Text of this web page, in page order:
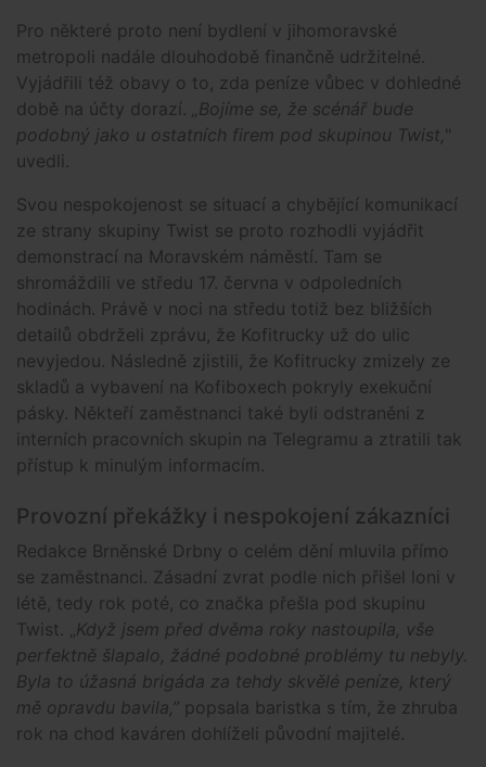
Pro některé proto není bydlení v jihomoravské
metropoli nadále dlouhodobě finančně udržitelné.
Vyjádřili též obavy o to, zda peníze vůbec v dohledné
době na účty dorazí.
„Bojíme se, že scénář bude
podobný jako u ostatních firem pod skupinou Twist,"
uvedli.
Svou nespokojenost se situací a chybějící komunikací
ze strany skupiny Twist se proto rozhodli vyjádřit
demonstrací na Moravském náměstí. Tam se
shromáždili ve středu 17. června v odpoledních
hodinách. Právě v noci na středu totiž bez bližších
detailů obdrželi zprávu, že Kofitrucky už do ulic
nevyjedou. Následně zjistili, že Kofitrucky zmizely ze
skladů a vybavení na Kofiboxech pokryly exekuční
pásky. Někteří zaměstnanci také byli odstraněni z
interních pracovních skupin na Telegramu a ztratili tak
přístup k minulým informacím.
Provozní překážky i nespokojení zákazníci
Redakce Brněnské Drbny o celém dění mluvila přímo
se zaměstnanci. Zásadní zvrat podle nich přišel loni v
létě, tedy rok poté, co značka přešla pod skupinu
Twist. „Když jsem před dvěma roky nastoupila, vše
perfektně šlapalo, žádné podobné problémy tu nebyly.
Byla to úžasná brigáda za tehdy skvělé peníze, který
mě opravdu bavila,” popsala baristka s tím, že zhruba
rok na chod kaváren dohlíželi původní majitelé.